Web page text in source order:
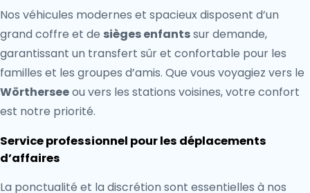
Nos véhicules modernes et spacieux disposent d’un
grand coffre et de sièges enfantssur demande,
garantissant un transfert sûr et confortable pour les
familles et les groupes d’amis. Que vous voyagiez vers le
Wörtherseeou vers les stations voisines, votre confort
est notre priorité.
Service professionnel pour les déplacements
d’affaires
La ponctualité et la discrétion sont essentielles à nos